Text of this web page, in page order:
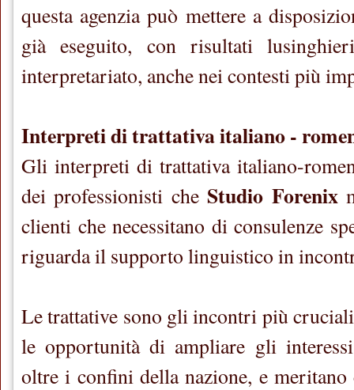
questa agenzia può mettere a
già eseguito, con risultati
interpretariato, anche nei contesti più
Interpreti di trattativa italiano -
Gli interpreti di trattativa italiano-
dei professionisti cheStudio Forenix
clienti che necessitano di consulenze
riguarda il supporto linguistico in
Le trattative sono gli incontri più
le opportunità di ampliare gli
oltre i confini della nazione, e meritano